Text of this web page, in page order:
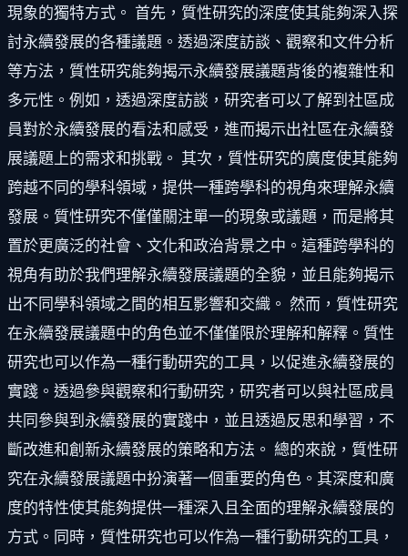
現象的獨特方式。 首先，質性研究的深度使其能夠深入探
討永續發展的各種議題。透過深度訪談、觀察和文件分析
等方法，質性研究能夠揭示永續發展議題背後的複雜性和
多元性。例如，透過深度訪談，研究者可以了解到社區成
員對於永續發展的看法和感受，進而揭示出社區在永續發
展議題上的需求和挑戰。 其次，質性研究的廣度使其能夠
跨越不同的學科領域，提供一種跨學科的視角來理解永續
發展。質性研究不僅僅關注單一的現象或議題，而是將其
置於更廣泛的社會、文化和政治背景之中。這種跨學科的
視角有助於我們理解永續發展議題的全貌，並且能夠揭示
出不同學科領域之間的相互影響和交織。 然而，質性研究
在永續發展議題中的角色並不僅僅限於理解和解釋。質性
研究也可以作為一種行動研究的工具，以促進永續發展的
實踐。透過參與觀察和行動研究，研究者可以與社區成員
共同參與到永續發展的實踐中，並且透過反思和學習，不
斷改進和創新永續發展的策略和方法。 總的來說，質性研
究在永續發展議題中扮演著一個重要的角色。其深度和廣
度的特性使其能夠提供一種深入且全面的理解永續發展的
方式。同時，質性研究也可以作為一種行動研究的工具，